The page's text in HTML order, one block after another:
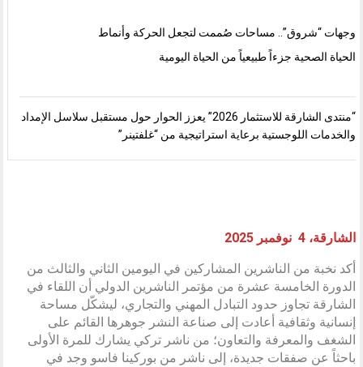
وجهات “شروق”.. مساحات صُممت لتجعل الحركة وأنماط
الحياة الصحية جزءاً طبيعياً من الحياة اليومية
“منتدى الشارقة للاستثمار 2026” يعزز الحوار حول مستقبل سلاسل الإمداد
والخدمات اللوجستية برعاية استراتيجية من “غلفتينر”
الشارقة، 4 نوفمبر 2025
أكد نخبة من الناشرين المشاركين في اليومين الثاني والثالث من
الدورة الخامسة عشرة من مؤتمر الناشرين الدولي أن اللقاء في
الشارقة تجاوز حدود التبادل المهني والتجاري، ليشكّل مساحة
إنسانية وثقافية أعادت إلى صناعة النشر جوهرها القائم على
الشغف والمعرفة والتعاون؛ من ناشر تركي يشارك للمرة الأولى
باحثاً عن صفقات جديدة، إلى ناشر من بوركينا فاسو وجد في